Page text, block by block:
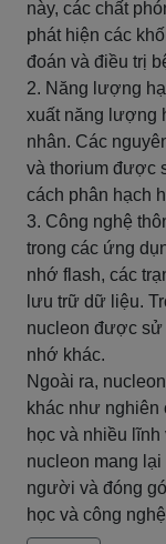
này, các chất
phát hiện các
đoán và điều trị
2. Năng lượng
xuất năng lượng
nhân. Các
và thorium được
cách phân hạch
3. Công nghệ
trong các ứng
nhớ flash, các
lưu trữ dữ liệu.
nucleon được sử
nhớ khác.
Ngoài ra,
khác như nghiên
học và nhiều
nucleon mang
người và đóng
học và công